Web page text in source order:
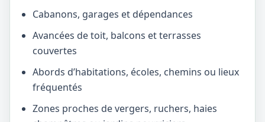
Cabanons, garages et dépendances
Avancées de toit, balcons et terrasses
couvertes
Abords d’habitations, écoles, chemins ou lieux
fréquentés
Zones proches de vergers, ruchers, haies